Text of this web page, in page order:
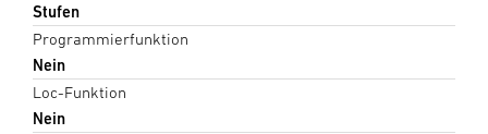
Stufen
Programmierfunktion
Nein
Loc-Funktion
Nein